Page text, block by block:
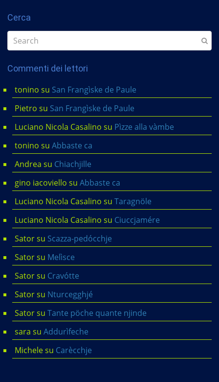
Cerca
Commenti dei lettori
tonino su San Frangìske de Paule
Pietro su San Frangìske de Paule
Luciano Nicola Casalino su Pìzze alla vàmbe
tonino su Abbaste ca
Andrea su Chiachjille
gino iacoviello su Abbaste ca
Luciano Nicola Casalino su Taragnöle
Luciano Nicola Casalino su Ciuccjamére
Satorsu Scazza-pedócchje
Satorsu Melìsce
Satorsu Cravótte
Satorsu Nturcegghjé
Satorsu Tante pöche quante njinde
sara su Addurìfeche
Michelesu Carècchje